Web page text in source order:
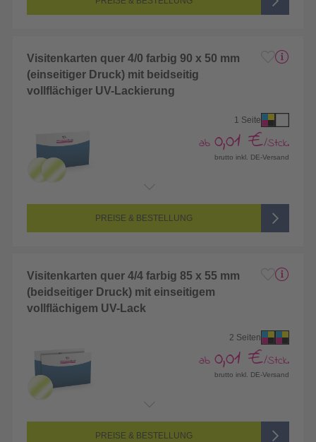
Visitenkarten quer 4/0 farbig 90 x 50 mm
(einseitiger Druck) mit beidseitig
vollflächiger UV-Lackierung
1 Seite
ab 0,01 €/Stck.
brutto inkl. DE-Versand
Seitenanzahl: 1-seitig (Vorderseite bedruckt, Rückseite unbedruckt)
4/0-farbig CMYK (vollfarbig bedruckt)
PREISE & BESTELLUNG
Visitenkarten quer 4/4 farbig 85 x 55 mm
(beidseitiger Druck) mit einseitigem
vollflächigem UV-Lack
2 Seiten
ab 0,01 €/Stck.
brutto inkl. DE-Versand
Seitenanzahl: 2-seitig (Vorderseite und Rückseite bedruckt)
4/4-farbig CMYK (vollfarbig bedruckt)
PREISE & BESTELLUNG